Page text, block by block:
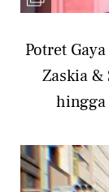
Potret
Zaskia &
hingga